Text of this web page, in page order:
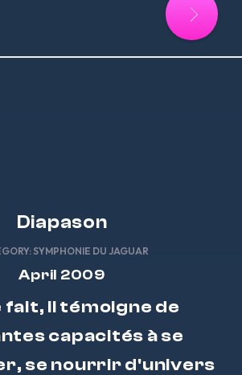
Diapason
SYMPHONIE DU JAGUAR
April 2009
fait, il témoigne de
capacités à se
se nourrir d'univers